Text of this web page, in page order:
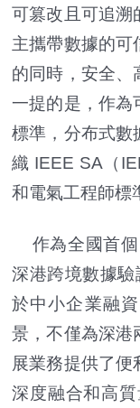
可篡改且可追溯
主攜帶數據的可
的同時，安全、
一提的是，作為
標準，分布式數
織 IEEE SA（
和電氣工程師標
作為全國首個
深港跨境數據
於中小企業融
景，不僅為深港
展業務提供了便
深度融合和高質